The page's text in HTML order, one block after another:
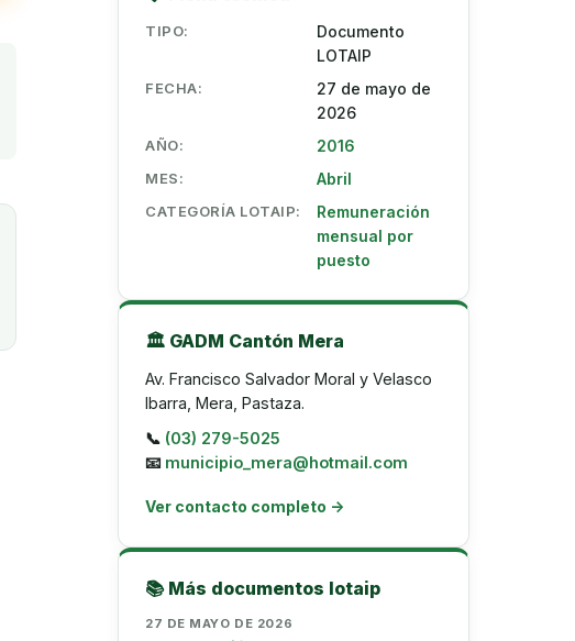
TIPO:
Documento
LOTAIP
FECHA:
27 de mayo de
2026
AÑO: 2016
MES: Abril
CATEGORÍA LOTAIP:
Remuneración
mensual por
puesto
🏛️ GADM Cantón Mera
Av. Francisco Salvador Moral y Velasco
Ibarra, Mera, Pastaza.
📞 (03) 279-5025
📧 municipio_mera@hotmail.com
Ver contacto completo →
📚 Más documentos lotaip
27 DE MAYO DE 2026